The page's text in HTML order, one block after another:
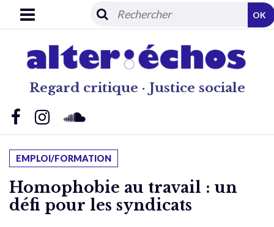
Regard critique · Justice sociale
OK
EMPLOI/FORMATION
Homophobie au travail : un
défi pour les syndicats